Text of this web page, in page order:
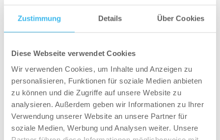
Zustimmung Details Über Cookies
Diese Webseite verwendet Cookies
Wir verwenden Cookies, um Inhalte und Anzeigen zu
personalisieren, Funktionen für soziale Medien anbieten
zu können und die Zugriffe auf unsere Website zu
analysieren. Außerdem geben wir Informationen zu Ihrer
Verwendung unserer Website an unsere Partner für
soziale Medien, Werbung und Analysen weiter. Unsere
gewohnte Push-Up Position ein und führe die
Hände aneinander – spreize dabei Daumen und
eine Diamantenform entsteht. Durch diese
Verlagerung wird die Übung deutlich
schwieriger!
Übung C: Burpees– hier hat wohl jeder eine
Hassliebe entwickelt. Burpees sind
hocheffektive Ganzkörperübungen, die das Fett